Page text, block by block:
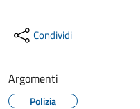
Condividi
Argomenti
Polizia